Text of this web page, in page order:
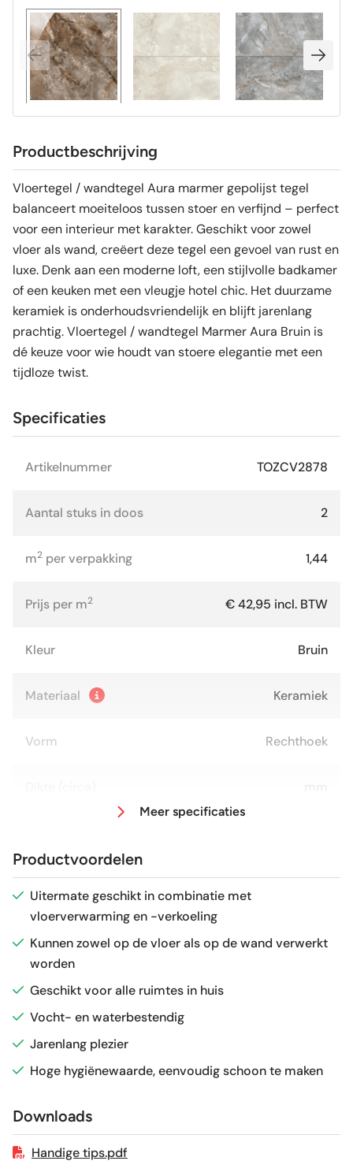
Productbeschrijving
Vloertegel / wandtegel Aura marmer gepolijst tegel
balanceert moeiteloos tussen stoer en verfijnd – perfect
voor een interieur met karakter. Geschikt voor zowel
vloer als wand, creëert deze tegel een gevoel van rust en
luxe. Denk aan een moderne loft, een stijlvolle badkamer
of een keuken met een vleugje hotel chic. Het duurzame
keramiek is onderhoudsvriendelijk en blijft jarenlang
prachtig. Vloertegel / wandtegel Marmer Aura Bruin is
dé keuze voor wie houdt van stoere elegantie met een
tijdloze twist.
Specificaties
Artikelnummer TOZCV2878
Aantal stuks in doos 2
m2 per verpakking 1,44
Prijs per m2 € 42,95 incl. BTW
Kleur Bruin
Materiaal Keramiek
Vorm Rechthoek
Glans / Mat Glans
Gerectificeerd
Vorstbestendig
Sortering
Craquelé Nee
Geschikt voor vloerverwarming
Meer specificaties
Productvoordelen
Uitermate geschikt in combinatie met
vloerverwarming en -verkoeling
Kunnen zowel op de vloer als op de wand verwerkt
worden
Geschikt voor alle ruimtes in huis
Vocht- en waterbestendig
Jarenlang plezier
Hoge hygiënewaarde, eenvoudig schoon te maken
Downloads
Handige tips.pdf